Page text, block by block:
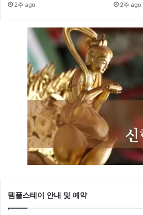
2주 ago 2주 ago
템플스테이 안내 및 예약